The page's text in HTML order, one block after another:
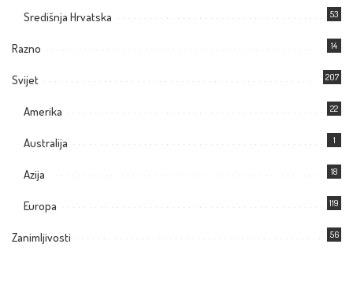
Središnja Hrvatska 53
Razno 14
Svijet 207
Amerika 22
Australija 1
Azija 18
Europa 119
Zanimljivosti 56